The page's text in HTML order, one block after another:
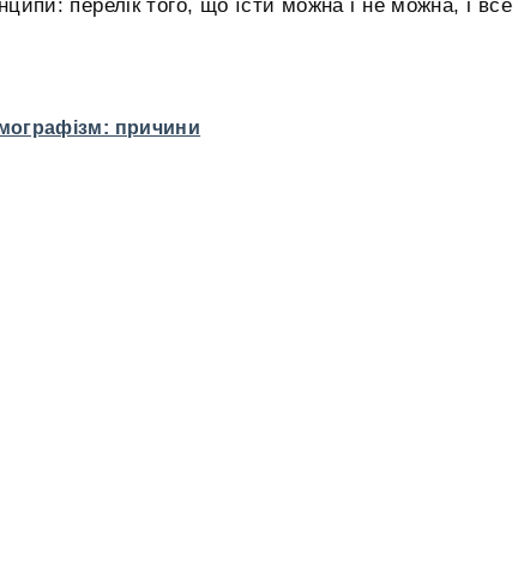
перелік того, що їсти можна і не можна, і все
причини